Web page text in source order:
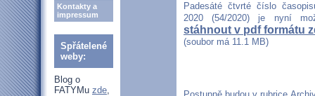
Kontakty a
impressum
Spřátelené
weby:
Blog o
FATYMu zde,
Padesáté čtvrté číslo
2020 (54/2020) je nyní
stáhnout v pdf formátu
(soubor má 11.1 MB)